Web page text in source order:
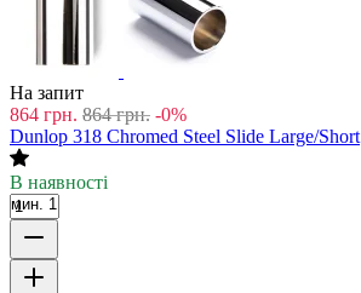
На запит
864 грн. 864 грн. -0%
Dunlop 318 Chromed Steel Slide Large/Short
В наявності
мин. 1